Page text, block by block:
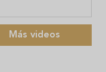
Más videos